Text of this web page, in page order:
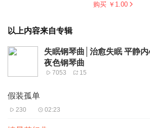
购买 ￥ 1.00
以上内容来自专辑
失眠钢琴曲│治愈失眠 平静
夜色钢琴曲
7053 15
假装孤单
230 02:23